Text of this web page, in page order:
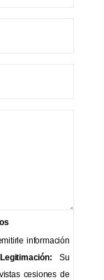
información
Legitimación:
Su
cesiones de